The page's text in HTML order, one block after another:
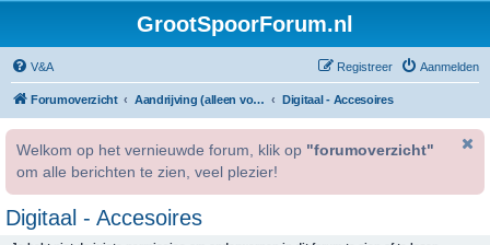
GrootSpoorForum.nl
V&A Aanmelden
Registreer
Forumoverzicht Aandrijving (alleen voor geregistreerde gebruikers). Digitaal - Accesoires
Welkom op het vernieuwde forum, klik op "forumoverzicht"
om alle berichten te zien, veel plezier!
Digitaal - Accesoires